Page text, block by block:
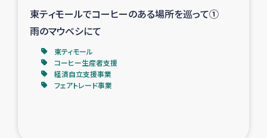
ガザ人道支援
令和6年能登半島地震 緊急支援
国内避難民への物資配付および教育支援
東ティモールでコーヒーのある場所を巡って①
雨のマウベシにて
東ティモール
コーヒー生産者支援
経済自立支援事業
フェアトレード事業